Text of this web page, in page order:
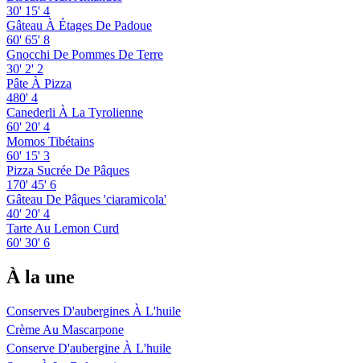
30' 15' 4
Gâteau À Étages De Padoue
60' 65' 8
Gnocchi De Pommes De Terre
30' 2' 2
Pâte À Pizza
480' 4
Canederli À La Tyrolienne
60' 20' 4
Momos Tibétains
60' 15' 3
Pizza Sucrée De Pâques
170' 45' 6
Gâteau De Pâques 'ciaramicola'
40' 20' 4
Tarte Au Lemon Curd
60' 30' 6
À la une
Conserves D'aubergines À L'huile
Crème Au Mascarpone
Conserve D'aubergine À L'huile